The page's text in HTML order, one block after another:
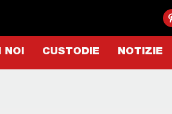
NOI CUSTODIE NOTIZIE